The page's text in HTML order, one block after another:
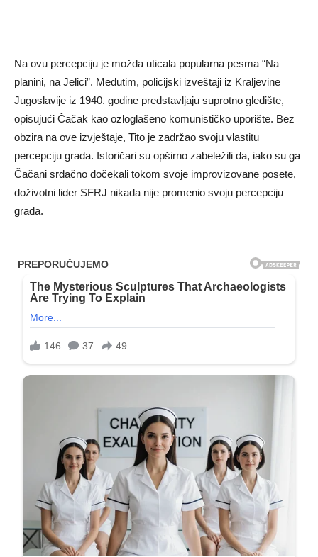
Na ovu percepciju je možda uticala popularna pesma “Na
planini, na Jelici”. Međutim, policijski izveštaji iz Kraljevine
Jugoslavije iz 1940. godine predstavljaju suprotno gledište,
opisujući Čačak kao ozloglašeno komunističko uporište. Bez
obzira na ove izvještaje, Tito je zadržao svoju vlastitu
percepciju grada. Istoričari su opširno zabeležili da, iako su ga
Čačani srdačno dočekali tokom svoje improvizovane posete,
doživotni lider SFRJ nikada nije promenio svoju percepciju
grada.